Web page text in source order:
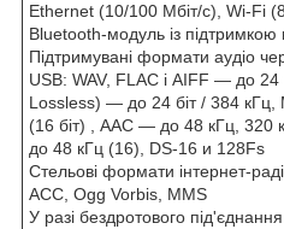
Ethernet (10/100 Мбіт/с), Wi-Fi
Bluetooth-модуль із підтримкою
Підтримувані формати аудіо
USB: WAV, FLAC і AIFF — до 24
Lossless) — до 24 біт / 384 кГц,
(16 біт) , AAC — до 48 кГц, 320
до 48 кГц (16), DS-16 и 128Fs
Стельові формати інтернет-
ACC, Ogg Vorbis, MMS
У разі бездротового